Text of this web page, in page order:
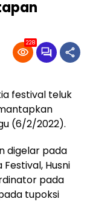
228
festival teluk
(6/2/2022).
digelar pada
Husni
pada
tupoksi